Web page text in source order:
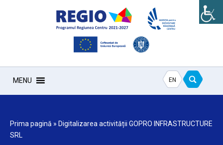
MENU EN
Prima pagină » Digitalizarea activității GOPRO INFRASTRUCTURE
SRL